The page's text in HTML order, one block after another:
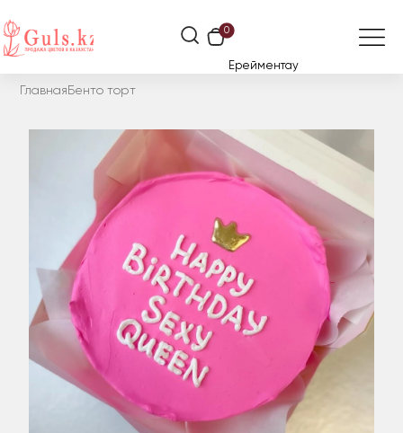
0
Ерейментау
Главная Бенто торт